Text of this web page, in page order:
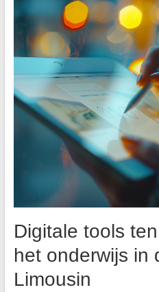
Digitale tools
het onderwijs in
Limousin